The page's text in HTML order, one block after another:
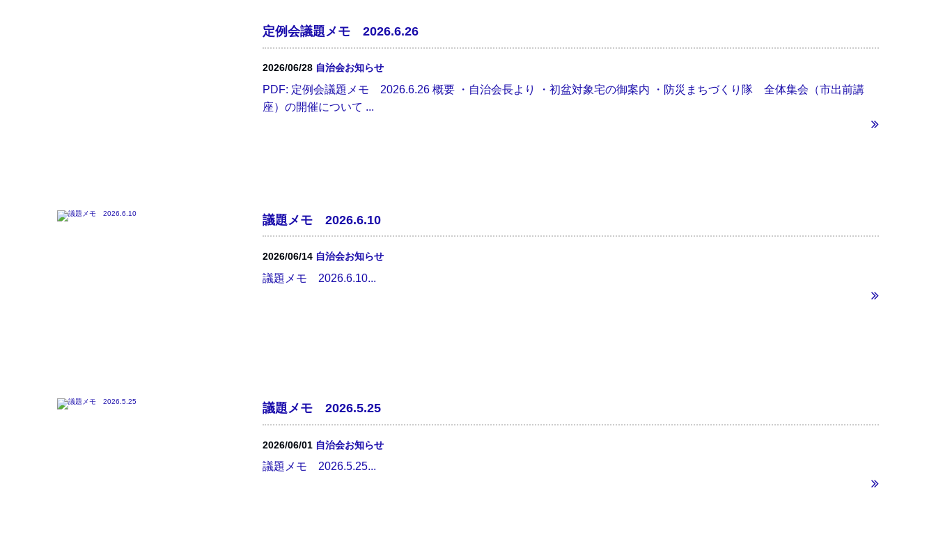
定例会議題メモ 2026.6.26
2026/06/28 自治会お知らせ
PDF: 定例会議題メモ 2026.6.26 概要 ・自治会長より ・初盆対象宅の御案内 ・防災まちづくり隊 全体集会（市出前講
座）の開催について ...
議題メモ 2026.6.10
2026/06/14 自治会お知らせ
議題メモ 2026.6.10...
議題メモ 2026.5.25
2026/06/01 自治会お知らせ
議題メモ 2026.5.25...